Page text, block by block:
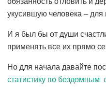
укусившую человека –
И я был бы от души
применять все их прямо
Но для начала давайте
статистику по бездомным